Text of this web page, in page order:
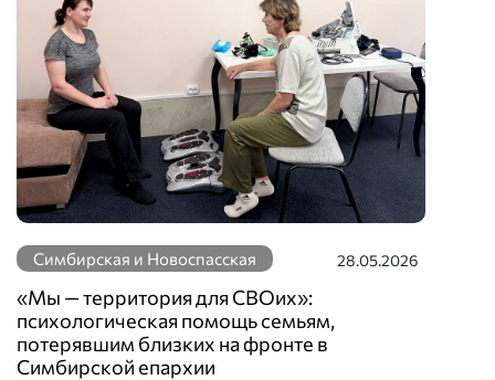
Симбирская и Новоспасская 28.05.2026
«Мы — территория для СВОих»:
психологическая помощь семьям,
потерявшим близких на фронте в
Симбирской епархии